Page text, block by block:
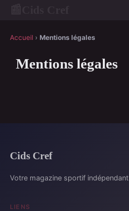
Accueil › Mentions légales
Mentions légales
Cids Cref
Votre magazine sportif indépendant
LIENS